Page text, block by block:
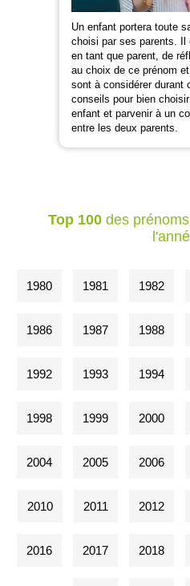
Un enfant portera toute
choisi par ses parents. Il
en tant que parent, de
au choix de ce prénom
sont à considérer durant
conseils pour bien
enfant et parvenir à un
entre les deux parents.
Top 100des
1980 1981 1982
1986 1987 1988
1992 1993 1994
1998 1999 2000
2004 2005 2006
2010 2011 2012
2016 2017 2018